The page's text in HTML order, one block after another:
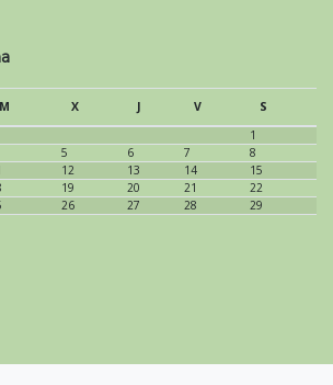
M X J V
S
1
5 6 7
8
12 13 14
15
19 20 21
22
26 27 28
29